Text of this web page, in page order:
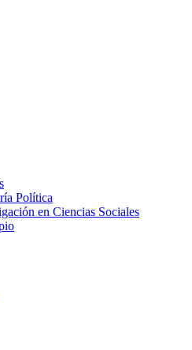
Política
en Ciencias Sociales